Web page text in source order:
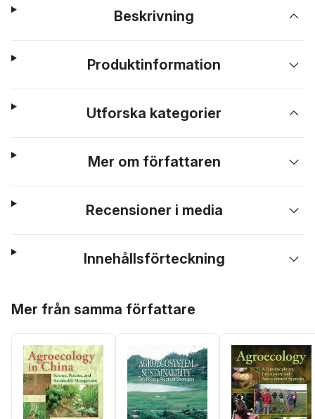
Beskrivning
Produktinformation
Utforska kategorier
Mer om författaren
Recensioner i media
Innehållsförteckning
Mer från samma författare